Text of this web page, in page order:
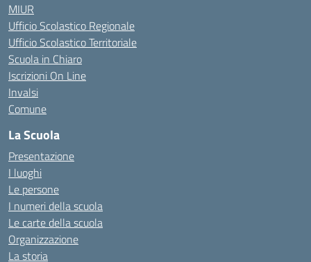
MIUR
Ufficio Scolastico Regionale
Ufficio Scolastico Territoriale
Scuola in Chiaro
Iscrizioni On Line
Invalsi
Comune
La Scuola
Presentazione
I luoghi
Le persone
I numeri della scuola
Le carte della scuola
Organizzazione
La storia